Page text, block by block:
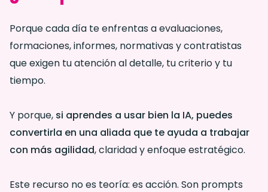
Porque cada día te enfrentas a evaluaciones,
formaciones, informes, normativas y contratistas
que exigen tu atención al detalle, tu criterio y tu
tiempo.
Y porque, si aprendes a usar bien la IA, puedes
convertirla en una aliada que te ayuda a trabajar
con más agilidad, claridad y enfoque estratégico.
Este recurso no es teoría: es acción. Son prompts